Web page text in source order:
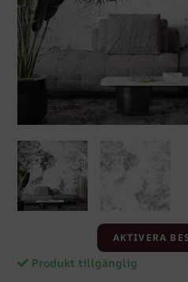
AKTIVERA
Produkt tillgänglig